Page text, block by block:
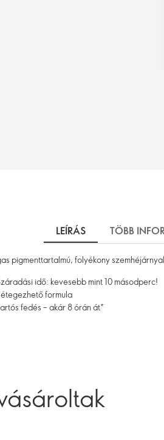
LEÍRÁS TÖBB
pigmenttartalmú, folyékony
idő: kevesebb mint 10 másodperc!
formula
fedés – akár 8 órán át*